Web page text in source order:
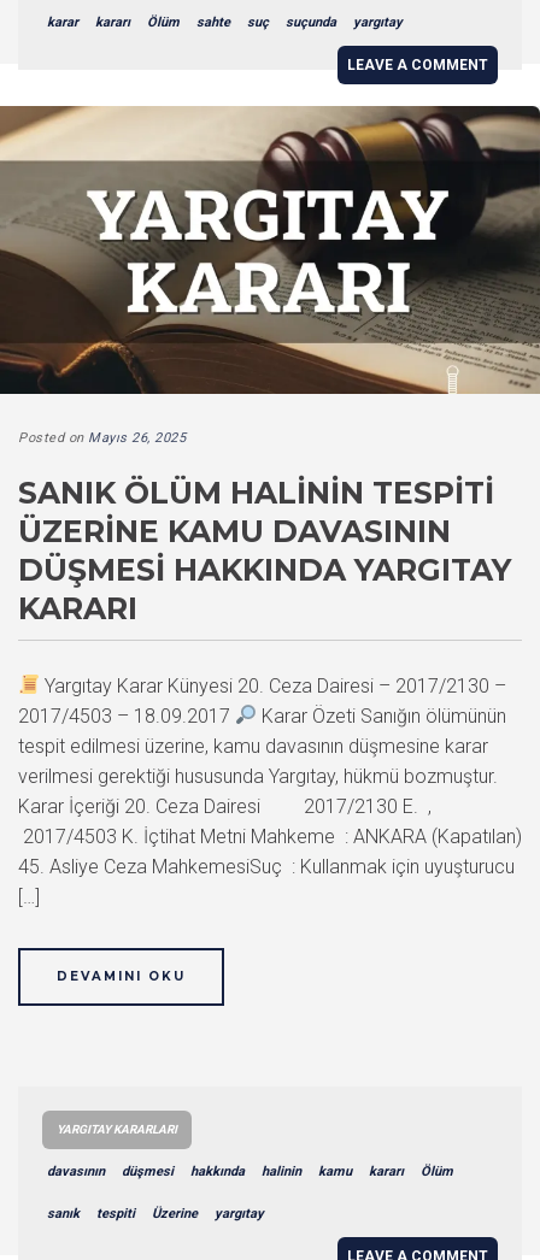
karar kararı Ölüm sahte suç suçunda yargıtay
LEAVE A COMMENT
Posted on Mayıs 26, 2025
SANIK ÖLÜM HALININ TESPITI
ÜZERINE KAMU DAVASININ
DÜŞMESI HAKKINDA YARGITAY
KARARI
Yargıtay Karar Künyesi 20. Ceza Dairesi – 2017/2130 –
2017/4503 – 18.09.2017
Karar Özeti Sanığın ölümünün
tespit edilmesi üzerine, kamu davasının düşmesine karar
verilmesi gerektiği hususunda Yargıtay, hükmü bozmuştur.
Karar İçeriği 20. Ceza Dairesi 2017/2130 E. ,
2017/4503 K. İçtihat Metni Mahkeme : ANKARA (Kapatılan)
45. Asliye Ceza MahkemesiSuç : Kullanmak için uyuşturucu
[…]
DEVAMINI OKU
YARGITAY KARARLARI
davasının düşmesi hakkında halinin kamu kararı Ölüm
sanık tespiti Üzerine yargıtay
LEAVE A COMMENT